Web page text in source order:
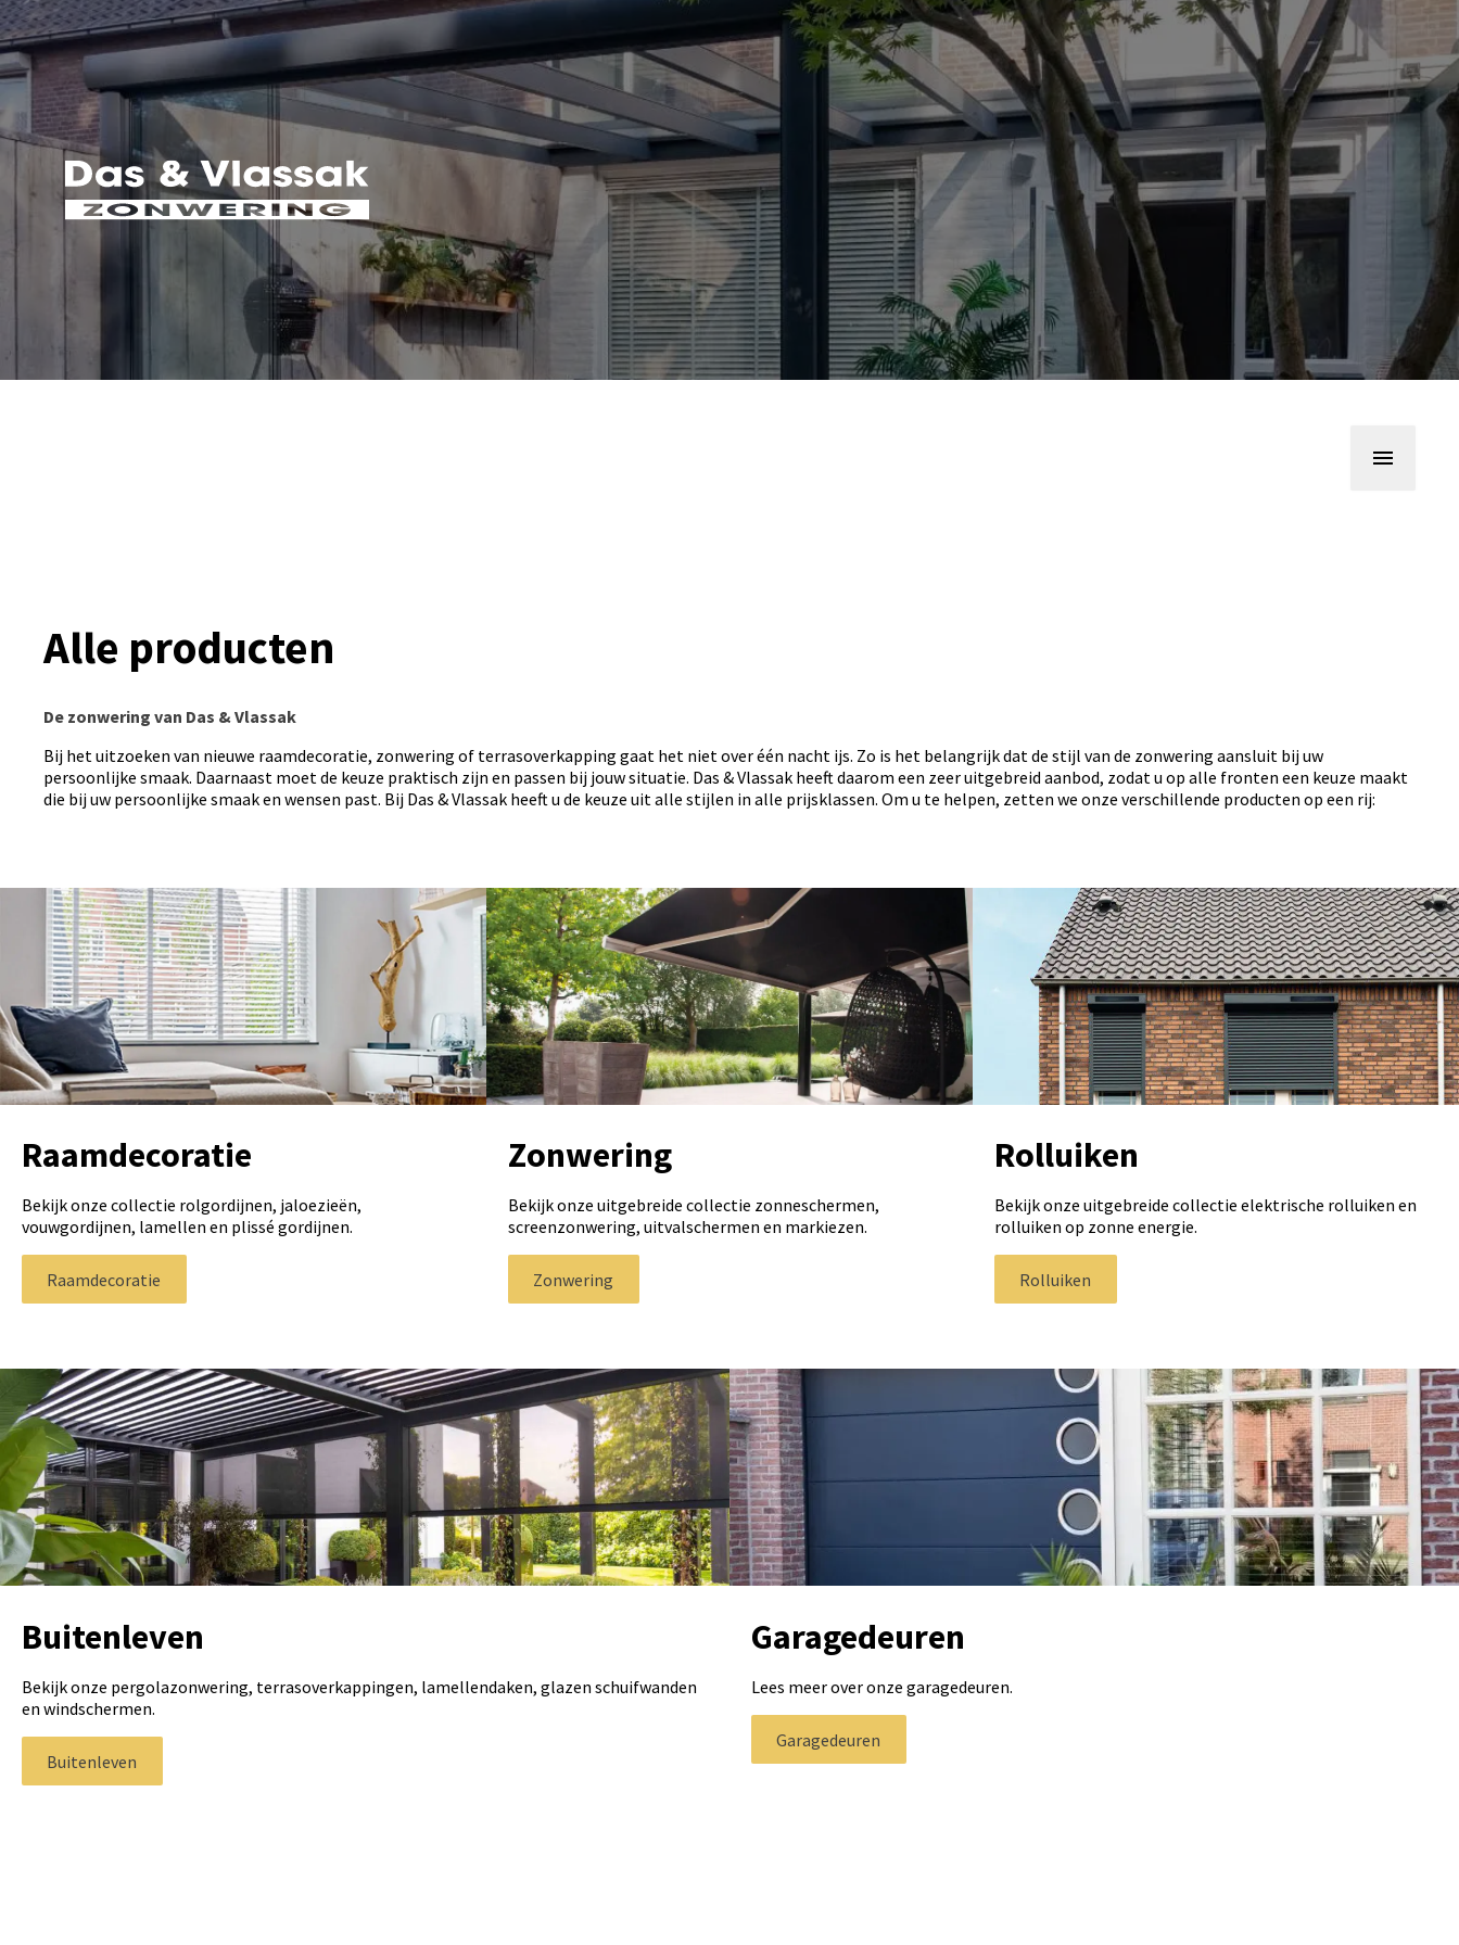
Alle producten
De zonwering van Das & Vlassak
Bij het uitzoeken van nieuwe raamdecoratie, zonwering of terrasoverkapping gaat het niet over één nacht ijs. Zo is het belangrijk dat de stijl van de zonwering aansluit bij uw
persoonlijke smaak. Daarnaast moet de keuze praktisch zijn en passen bij jouw situatie. Das & Vlassak heeft daarom een zeer uitgebreid aanbod, zodat u op alle fronten een keuze maakt
die bij uw persoonlijke smaak en wensen past. Bij Das & Vlassak heeft u de keuze uit alle stijlen in alle prijsklassen. Om u te helpen, zetten we onze verschillende producten op een rij:
Raamdecoratie
Bekijk onze collectie rolgordijnen, jaloezieën,
vouwgordijnen, lamellen en plissé gordijnen.
Raamdecoratie
Zonwering
Bekijk onze uitgebreide collectie zonneschermen,
screenzonwering, uitvalschermen en markiezen.
Zonwering
Rolluiken
Bekijk onze uitgebreide collectie elektrische rolluiken en
rolluiken op zonne energie.
Rolluiken
Buitenleven
Bekijk onze pergolazonwering, terrasoverkappingen, lamellendaken, glazen schuifwanden
en windschermen.
Buitenleven
Garagedeuren
Lees meer over onze garagedeuren.
Garagedeuren